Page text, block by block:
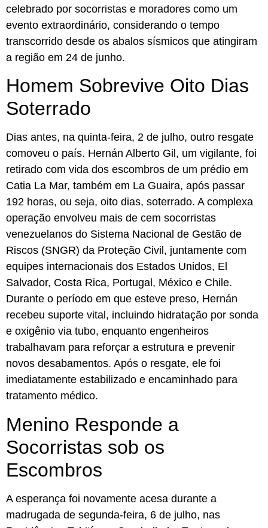
celebrado por socorristas e moradores como um
evento extraordinário, considerando o tempo
transcorrido desde os abalos sísmicos que atingiram
a região em 24 de junho.
Homem Sobrevive Oito Dias
Soterrado
Dias antes, na quinta-feira, 2 de julho, outro resgate
comoveu o país. Hernán Alberto Gil, um vigilante, foi
retirado com vida dos escombros de um prédio em
Catia La Mar, também em La Guaira, após passar
192 horas, ou seja, oito dias, soterrado. A complexa
operação envolveu mais de cem socorristas
venezuelanos do Sistema Nacional de Gestão de
Riscos (SNGR) da Proteção Civil, juntamente com
equipes internacionais dos Estados Unidos, El
Salvador, Costa Rica, Portugal, México e Chile.
Durante o período em que esteve preso, Hernán
recebeu suporte vital, incluindo hidratação por sonda
e oxigênio via tubo, enquanto engenheiros
trabalhavam para reforçar a estrutura e prevenir
novos desabamentos. Após o resgate, ele foi
imediatamente estabilizado e encaminhado para
tratamento médico.
Menino Responde a
Socorristas sob os
Escombros
A esperança foi novamente acesa durante a
madrugada de segunda-feira, 6 de julho, nas